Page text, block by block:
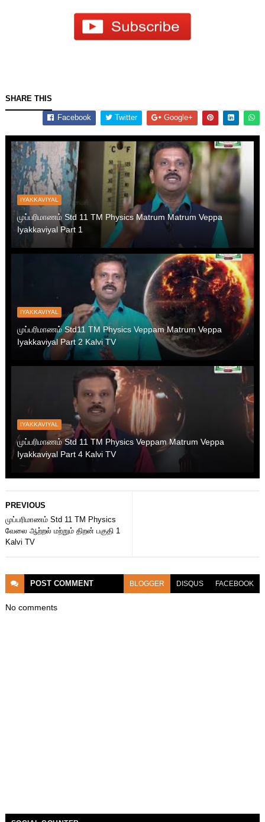
SHARE THIS
Facebook Twitter Google+
IYAKKAVIYAL
முப்பரிமாணம் Std 11 TM Physics Matrum Matrum Veppa
Iyakkaviyal Part 1
IYAKKAVIYAL
முப்பரிமாணம் Std11 TM Physics Veppam Matrum Veppa
Iyakkaviyal Part 2 Kalvi TV
IYAKKAVIYAL
முப்பரிமாணம் Std 11 TM Physics Veppam Matrum Veppa
Iyakkaviyal Part 4 Kalvi TV
PREVIOUS
முப்பரிமாணம் Std 11 TM Physics
வேலை ஆற்றல் மற்றும் திறன் பகுதி 1
Kalvi TV
POST COMMENT BLOGGER DISQUS FACEBOOK
No comments